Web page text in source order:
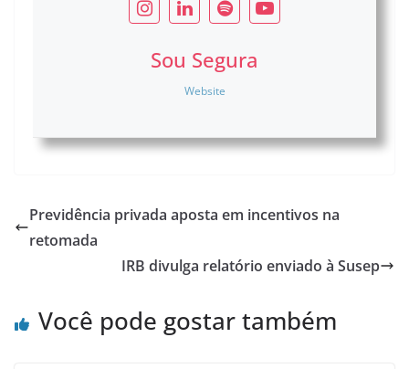
Sou Segura
Website
Previdência privada aposta em incentivos na
retomada
IRB divulga relatório enviado à Susep
Você pode gostar também